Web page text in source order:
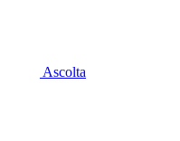
Ascolta